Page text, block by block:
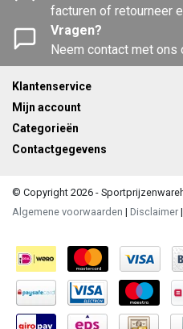
facturen of retourneer
Vragen?
Neem contact met ons
Klantenservice
Mijn account
Categorieën
Contactgegevens
© Copyright 2026 -
Algemene voorwaarden | Disclaimer |